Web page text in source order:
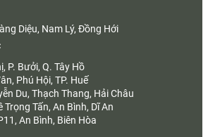
Diệu, Nam Lý, Đồng Hới
P. Bưởi, Q. Tây Hồ
Phú Hội, TP. Huế
Du, Thạch Thang, Hải Châu
Tấn, An Bình, Dĩ An
An Bình, Biên Hòa